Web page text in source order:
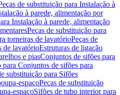
de substituição para Instalação à
à parede, alimentação por
Instalação à parede, alimentação
Peças de substituição para
torneiras de lavatórioPeças de
de lavatórioEstruturas de ligação
e piasConjuntos de sifões para
para Conjuntos de sifões para
substituição para Sifões
espaçoPeças de substituição
espaçoSifões de tubo interior para